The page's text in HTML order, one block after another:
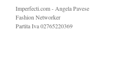
Imperfecti.com - Angela Pavese
Fashion Networker
Partita Iva 02765220369